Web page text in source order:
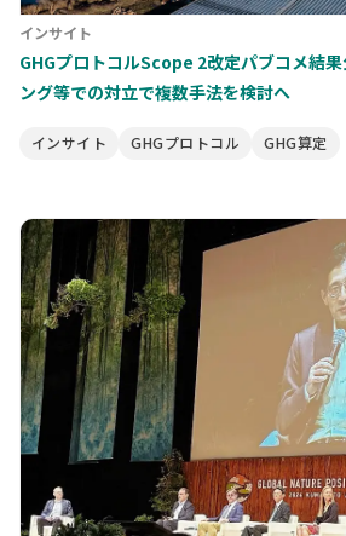
インサイト
GHGプロトコルScope 2改定パブコメ結
ング等での対立で複数手法を検討へ
インサイト GHGプロトコル GHG算定